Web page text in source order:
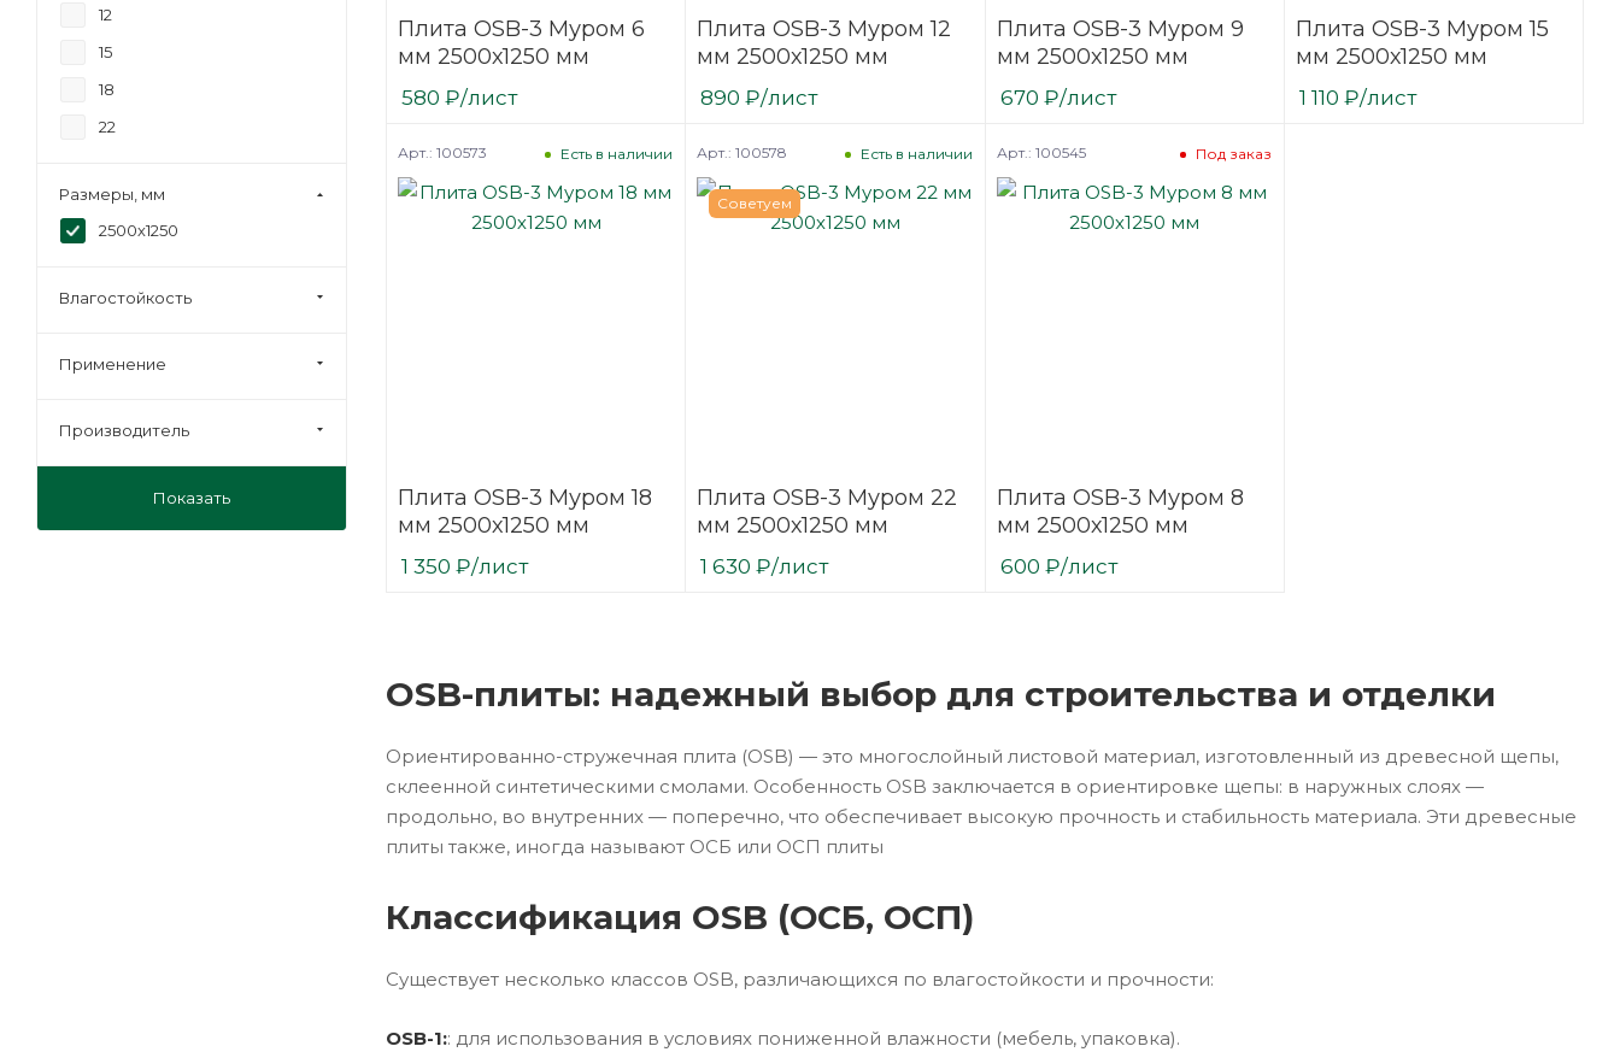
Плита OSB-3 Муром 6
мм 2500х1250 мм
580 ₽/лист
Плита OSB-3 Муром 12
мм 2500х1250 мм
890 ₽/лист
Плита OSB-3 Муром 9
мм 2500х1250 мм
670 ₽/лист
Плита OSB-3 Муром 15
мм 2500х1250 мм
1 110 ₽/лист
Плита OSB-3 Муром 18
мм 2500х1250 мм
Есть в наличии
Арт.: 100573
1 350 ₽/лист
Советуем
Плита OSB-3 Муром 22
мм 2500х1250 мм
Есть в наличии
Арт.: 100578
1 630 ₽/лист
Плита OSB-3 Муром 8
мм 2500х1250 мм
Под заказ
Арт.: 100545
600 ₽/лист
OSB-плиты: надежный выбор для строительства и отделки
Ориентированно-стружечная плита (OSB) — это многослойный листовой материал, изготовленный из древесной щепы,
склеенной синтетическими смолами. Особенность OSB заключается в ориентировке щепы: в наружных слоях —
продольно, во внутренних — поперечно, что обеспечивает высокую прочность и стабильность материала. Эти древесные
плиты также, иногда называют ОСБ или ОСП плиты
Классификация OSB (ОСБ, ОСП)
Существует несколько классов OSB, различающихся по влагостойкости и прочности:
OSB-1:: для использования в условиях пониженной влажности (мебель, упаковка).
12
15
18
22
Размеры, мм
2500х1250
Влагостойкость
Применение
Производитель
Показать